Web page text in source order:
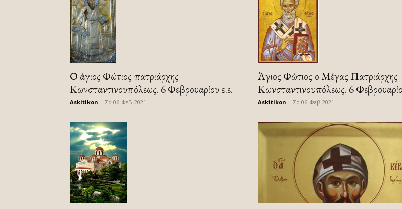
Ο άγιος Φώτιος πατριάρχης
Κωνσταντινουπόλεως. 6 Φεβρουαρίου ε.ε.
Askitikon Σα 06-Φεβ-2021
Άγιος Φώτιος ο Μέγας Πατριάρχης
Κωνσταντινουπόλεως. 6
Askitikon Σα 06-Φεβ-2021